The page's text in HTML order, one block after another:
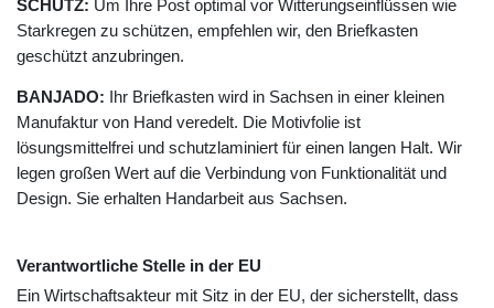
SCHUTZ: Um Ihre Post optimal vor Witterungseinflüssen wie
Starkregen zu schützen, empfehlen wir, den Briefkasten
geschützt anzubringen.
BANJADO: Ihr Briefkasten wird in Sachsen in einer kleinen
Manufaktur von Hand veredelt. Die Motivfolie ist
lösungsmittelfrei und schutzlaminiert für einen langen Halt. Wir
legen großen Wert auf die Verbindung von Funktionalität und
Design. Sie erhalten Handarbeit aus Sachsen.
Verantwortliche Stelle in der EU
Ein Wirtschaftsakteur mit Sitz in der EU, der sicherstellt, dass